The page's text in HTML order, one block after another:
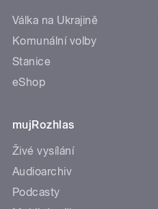
Válka na Ukrajině
Komunální volby
Stanice
eShop
mujRozhlas
Živé vysílání
Audioarchiv
Podcasty